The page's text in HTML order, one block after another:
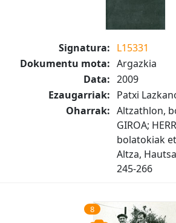
Signatura: L15331
Dokumentu mota: Argazkia
Data: 2009
Ezaugarriak: Patxi
Oharrak: Altzathlon,
GIROA;
bolatokiak
Altza,
245-266
8